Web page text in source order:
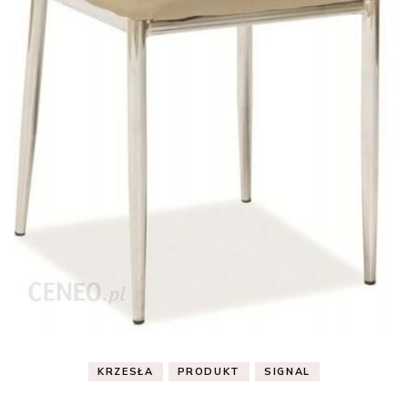
KRZESŁA PRODUKT SIGNAL